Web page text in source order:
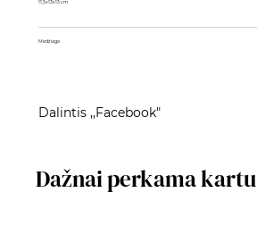
11,5x13x13 cm
Medžiaga
Dalintis ,,Facebook"
Dažnai perkama kartu